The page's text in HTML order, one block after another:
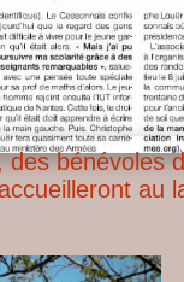
des bénévoles
au